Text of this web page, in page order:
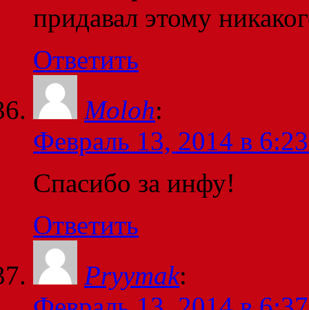
придавал этому
Ответить
Moloh:
Февраль 13, 2014 в
Спасибо за инфу!
Ответить
Pryymak: